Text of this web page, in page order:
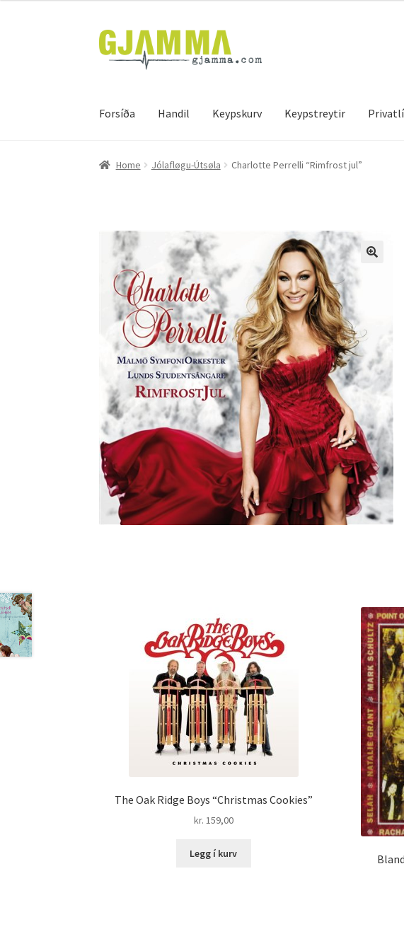
Skip
to
navigation
Skip
to
Forsíða Handil Keypskurv Keypstreytir
Heim Handil Keypskurv Kassi Mín brúkari Keypstreytir
Home Jólafløgu-Útsøla Charlotte Perrelli “Rimfrost jul”
The Oak Ridge Boys “Christmas Cookies”
kr. 159,00
Legg í kurv